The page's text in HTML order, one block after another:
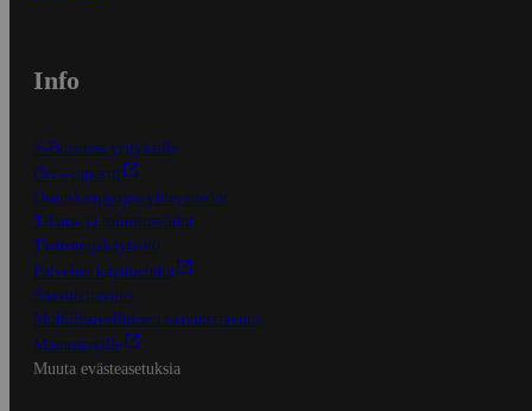
Info
S-Business yrityksille
Oiva-raportit
Osuuskauppojen yhteystiedot
Tilaus- ja toimitusehdot
Tietosuojakäytäntö
Palvelun käyttöehdot
Saavutettavuus
Mobiilisovelluksen saavutettavuus
Mainostajalle
Muuta evästeasetuksia